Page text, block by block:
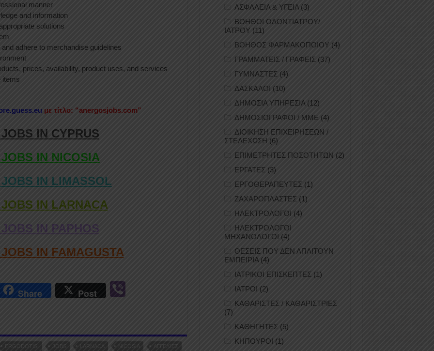
manner
and information
solutions
adhere to merchandise guidelines
prices, availability, product uses, and services
items
με τίτλο: “anergosjobs.com”
IN CYPRUS
IN NICOSIA
IN LIMASSOL
IN LARNACA
IN PAPHOS
IN FAMAGUSTA
Share Post
ERGODOTISI JOBS LARNACA NICOSIA
ΑΓΓΕΛΊΕΣ
ΑΣΦΑΛΕΙΑ & ΥΓΕΙΑ (3)
ΒΟΗΘΟΙ ΟΔΟΝΤΙΑΤΡΟΥ/
ΙΑΤΡΟΥ(11)
ΒΟΗΘΟΣ ΦΑΡΜΑΚΟΠΟΙΟΥ (4)
ΓΡΑΜΜΑΤΕΙΣ / ΓΡΑΦΕΙΣ (37)
ΓΥΜΝΑΣΤΕΣ (4)
ΔΑΣΚΑΛΟΙ (10)
ΔΗΜΟΣΙΑ ΥΠΗΡΕΣΙΑ (12)
ΔΗΜΟΣΙΟΓΡΑΦΟΙ / ΜΜΕ (4)
ΔΙΟΙΚΗΣΗ ΕΠΙΧΕΙΡΗΣΕΩΝ /
ΣΤΕΛΕΧΩΣΗ (6)
ΕΠΙΜΕΤΡΗΤΕΣ ΠΟΣΟΤΗΤΩΝ (2)
ΕΡΓΑΤΕΣ (3)
ΕΡΓΟΘΕΡΑΠΕΥΤΕΣ (1)
ΖΑΧΑΡΟΠΛΑΣΤΕΣ (1)
ΗΛΕΚΤΡΟΛΟΓΟΙ (4)
ΗΛΕΚΤΡΟΛΟΓΟΙ
ΜΗΧΑΝΟΛΟΓΟΙ (4)
ΘΕΣΕΙΣ ΠΟΥ ΔΕΝ ΑΠΑΙΤΟΥΝ
ΕΜΠΕΙΡΙΑ(4)
ΙΑΤΡΙΚΟΙ ΕΠΙΣΚΕΠΤΕΣ (1)
ΙΑΤΡΟΙ (2)
ΚΑΘΑΡΙΣΤΕΣ / ΚΑΘΑΡΙΣΤΡΙΕΣ
(7)
ΚΑΘΗΓΗΤΕΣ (5)
ΚΗΠΟΥΡΟΙ (1)